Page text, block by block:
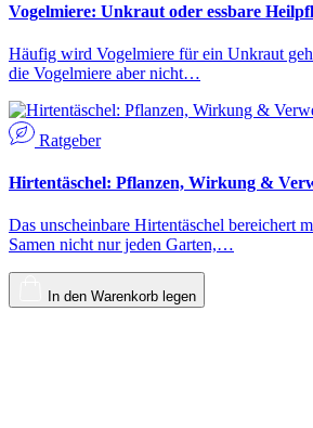
Vogelmiere: Unkraut oder essbare
Häufig wird Vogelmiere für ein Unkraut
die Vogelmiere aber nicht…
Ratgeber
Hirtentäschel: Pflanzen, Wirkung &
Das unscheinbare Hirtentäschel bereichert
Samen nicht nur jeden Garten,…
In den Warenkorb legen